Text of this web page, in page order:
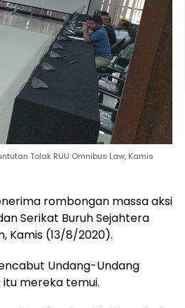
Tolak RUU Omnibus Law, Kamis
rombongan massa aksi
Serikat Buruh Sejahtera
Kamis (13/8/2020).
Undang-Undang
mereka temui.